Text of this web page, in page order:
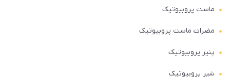
ماست پروبیوتیک
مضرات ماست پروبیوتیک
پنیر پروبیوتیک
شیر پروبیوتیک